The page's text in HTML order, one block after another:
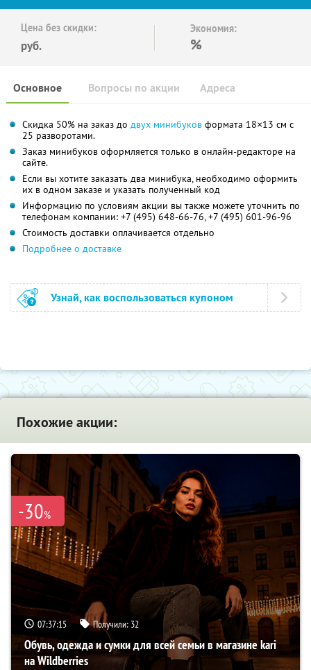
Цена без скидки:
руб.
Экономия:
%
Основное Вопросы по акции Адреса
Скидка 50% на заказ до двух минибуков формата 18×13 см с
25 разворотами.
Заказ минибуков оформляется только в онлайн-редакторе на
сайте.
Если вы хотите заказать два минибука, необходимо оформить
их в одном заказе и указать полученный код
Информацию по условиям акции вы также можете уточнить по
телефонам компании: +7 (495) 648-66-76, +7 (495) 601-96-96
Стоимость доставки оплачивается отдельно
Подробнее о доставке
Узнай, как воспользоваться купоном
Похожие акции:
-30%
07:37:14 Получили: 32
Обувь, одежда и сумки для всей семьи в магазине kari
на Wildberries